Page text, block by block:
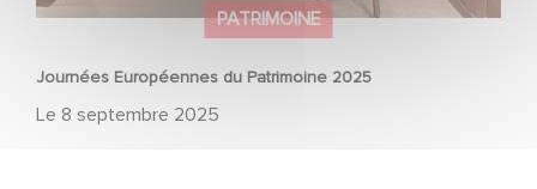
PATRIMOINE
Journées Européennes du Patrimoine 2025
Le 8 septembre 2025